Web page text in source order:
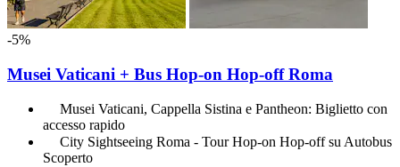
-5%
Musei Vaticani + Bus Hop-on Hop-off Roma
Musei Vaticani, Cappella Sistina e Pantheon: Biglietto con
accesso rapido
City Sightseeing Roma - Tour Hop-on Hop-off su Autobus
Scoperto